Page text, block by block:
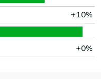
+10%
+0%